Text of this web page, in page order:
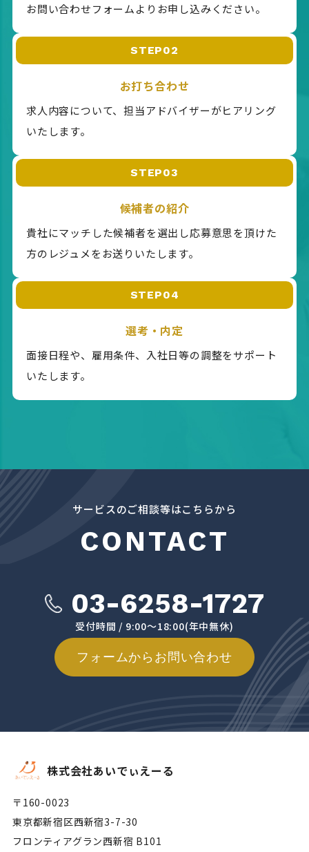
お問い合わせフォームより お申し込みください。
STEP02
お打ち合わせ
求人内容について、担当アドバイザーがヒアリング
いたします。
STEP03
候補者の紹介
貴社にマッチした候補者を選出し応募意思を頂けた
方のレジュメをお送りいたします。
STEP04
選考・内定
面接日程や、雇用条件、入社日等の調整をサポート
いたします。
サービスのご相談等はこちらから
CONTACT
03-6258-1727
受付時間 / 9:00～18:00(年中無休)
フォームからお問い合わせ
株式会社あいでぃえーる
〒160-0023
東京都新宿区西新宿3-7-30
フロンティアグラン西新宿 B101